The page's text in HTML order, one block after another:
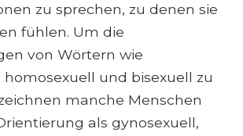
zu sprechen, zu denen sie
fühlen. Um die
von Wörtern wie
homosexuell und bisexuell zu
manche Menschen
als gynosexuell,